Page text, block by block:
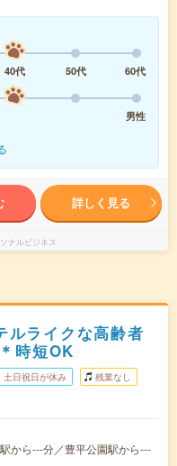
40代 50代
60代
男性
詳しく見る
ナルビジネス
ルライクな高齢者
時短OK
土日祝日が休み 残業なし
から---分／豊平公園駅から---